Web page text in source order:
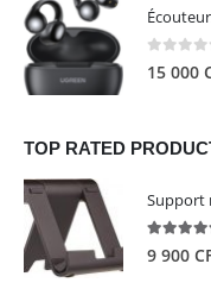
0 out of
15 000
TOP RATED
5.00out
9 900